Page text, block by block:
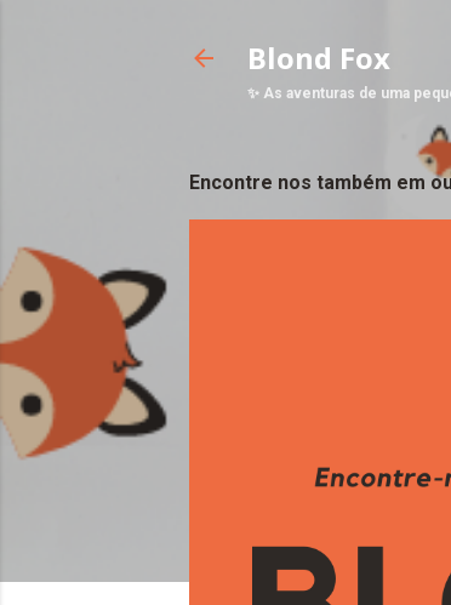
Blond Fox
✨ As aventuras de uma
Encontre nos também em